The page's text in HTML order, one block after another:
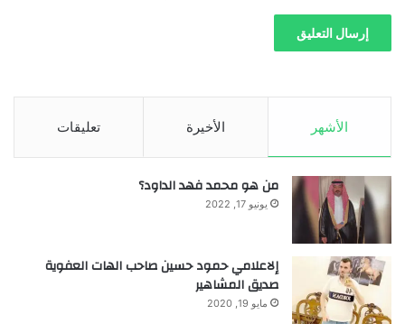
الأشهر الأخيرة تعليقات
من هو محمد فهد الداود؟
يونيو 17, 2022
إلاعلامي حمود حسين صاحب الهات العفوية
صديق المشاهير
مايو 19, 2020